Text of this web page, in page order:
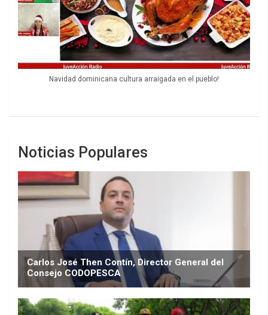
Navidad dominicana cultura arraigada en el pueblo!
Noticias Populares